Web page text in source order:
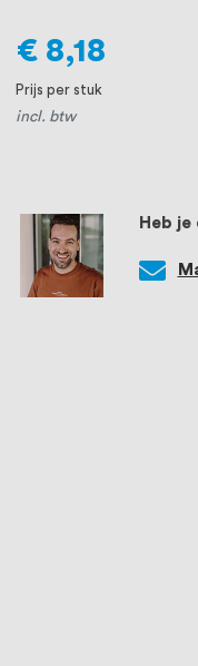
Heb
€ 8,18
Prijs per stuk
incl. btw